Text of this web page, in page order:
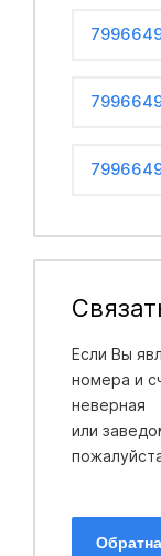
Если Вы
номера и
неверная
или